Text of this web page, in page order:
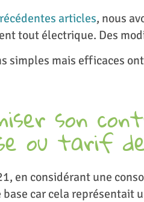
articles, nous
tout électrique. Des
simples mais efficaces
son
ou tarif
en considérant une
car cela représentait